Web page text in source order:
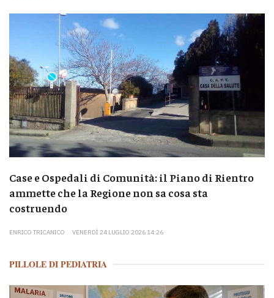
Case e Ospedali di Comunità: il Piano di Rientro
ammette che la Regione non sa cosa sta
costruendo
ENRICO TRICANICO VENERDÌ 24 LUGLIO 2026 14:26
PILLOLE DI PEDIATRIA